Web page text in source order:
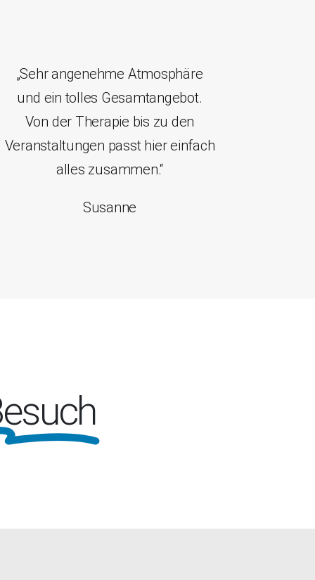
„Sehr angenehme Atmosphäre
und ein tolles Gesamtangebot.
Von der Therapie bis zu den
Veranstaltungen passt hier einfach
alles zusammen.“
Susanne